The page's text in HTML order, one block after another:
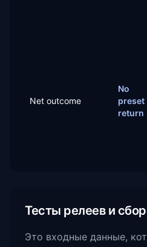
Net outcome
No
preset
return
Тесты релеев и
Это входные данные,